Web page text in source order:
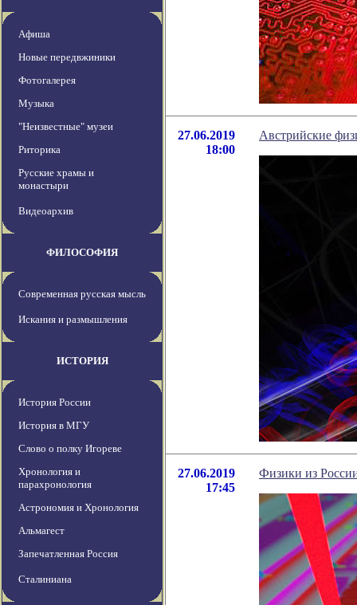
Афиша
Новые передвжиники
Фотогалерея
Музыка
"Неизвестные" музеи
Риторика
Русские храмы и
монастыри
Видеоархив
ФИЛОСОФИЯ
Современная русская мысль
Искания и размышления
ИСТОРИЯ
История России
История в МГУ
Слово о полку Игореве
Хронология и
парахронология
Астрономия и Хронология
Альмагест
Запечатленная Россия
Сталиниана
27.06.2019
18:00
Австрийские
27.06.2019
17:45
Физики из